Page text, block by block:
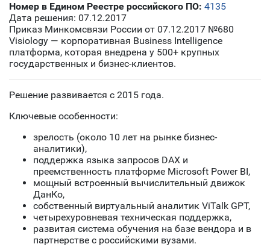
Номер в Едином Реестре российского ПО: 4135
Дата решения: 07.12.2017
Приказ Минкомсвязи России от 07.12.2017 №680
Visiology — корпоративная Business Intelligence
платформа, которая внедрена у 500+ крупных
государственных и бизнес-клиентов.
Решение развивается с 2015 года.
Ключевые особенности:
зрелость (около 10 лет на рынке бизнес-
аналитики),
поддержка языка запросов DAX и
преемственность платформе Microsoft Power BI,
мощный встроенный вычислительный движок
ДанКо,
собственный виртуальный аналитик ViTalk GPT,
четырехуровневая техническая поддержка,
развитая система обучения на базе вендора и в
партнерстве с российскими вузами.